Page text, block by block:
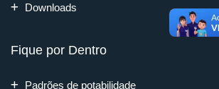
Downloads
Fique por Dentro
Padrões de potabilidade